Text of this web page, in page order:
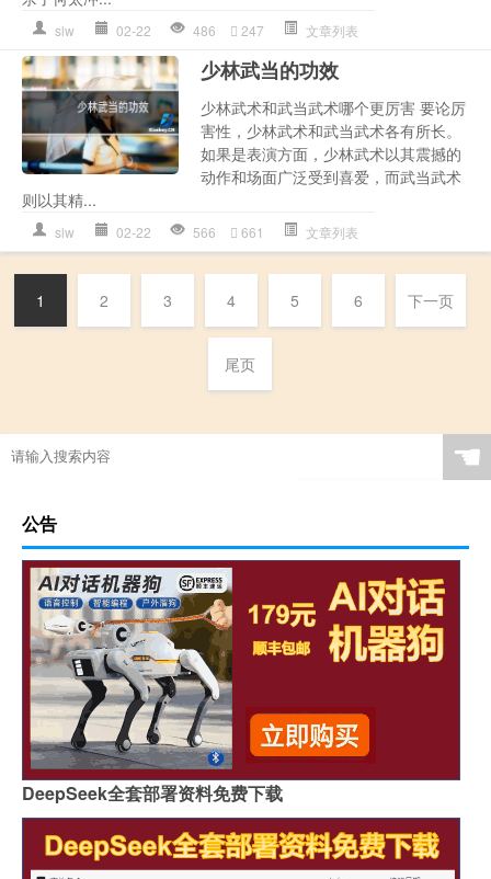
slw 02-22 486 247 文章列表
少林武当的功效
少林武术和武当武术哪个更厉害 要论厉
害性，少林武术和武当武术各有所长。
如果是表演方面，少林武术以其震撼的
动作和场面广泛受到喜爱，而武当武术
则以其精...
slw 02-22 566 661 文章列表
1 2 3 4 5 6 下一页
尾页
☚
公告
DeepSeek全套部署资料免费下载